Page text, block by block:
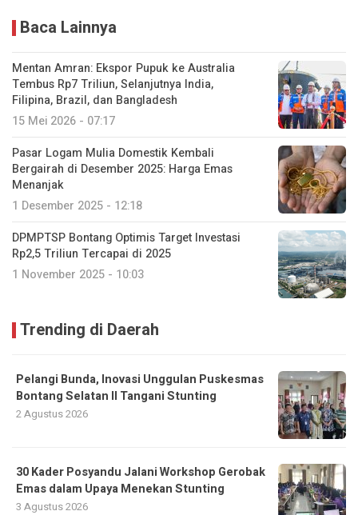
Baca Lainnya
Mentan Amran: Ekspor Pupuk ke Australia
Tembus Rp7 Triliun, Selanjutnya India,
Filipina, Brazil, dan Bangladesh
15 Mei 2026 - 07:17
Pasar Logam Mulia Domestik Kembali
Bergairah di Desember 2025: Harga Emas
Menanjak
1 Desember 2025 - 12:18
DPMPTSP Bontang Optimis Target Investasi
Rp2,5 Triliun Tercapai di 2025
1 November 2025 - 10:03
Trending di Daerah
Pelangi Bunda, Inovasi Unggulan Puskesmas
Bontang Selatan II Tangani Stunting
2 Agustus 2026
30 Kader Posyandu Jalani Workshop Gerobak
Emas dalam Upaya Menekan Stunting
3 Agustus 2026